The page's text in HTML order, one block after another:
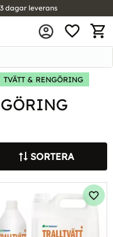
dagar leverans
TVÄTT & RENGÖRING
SORTERA
favoriter